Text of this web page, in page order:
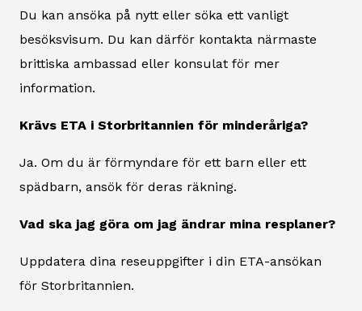
Du kan ansöka på nytt eller söka ett vanligt
besöksvisum. Du kan därför kontakta närmaste
brittiska ambassad eller konsulat för mer
information.
Krävs ETA i Storbritannien för minderåriga?
Ja. Om du är förmyndare för ett barn eller ett
spädbarn, ansök för deras räkning.
Vad ska jag göra om jag ändrar mina resplaner?
Uppdatera dina reseuppgifter i din ETA-ansökan
för Storbritannien.